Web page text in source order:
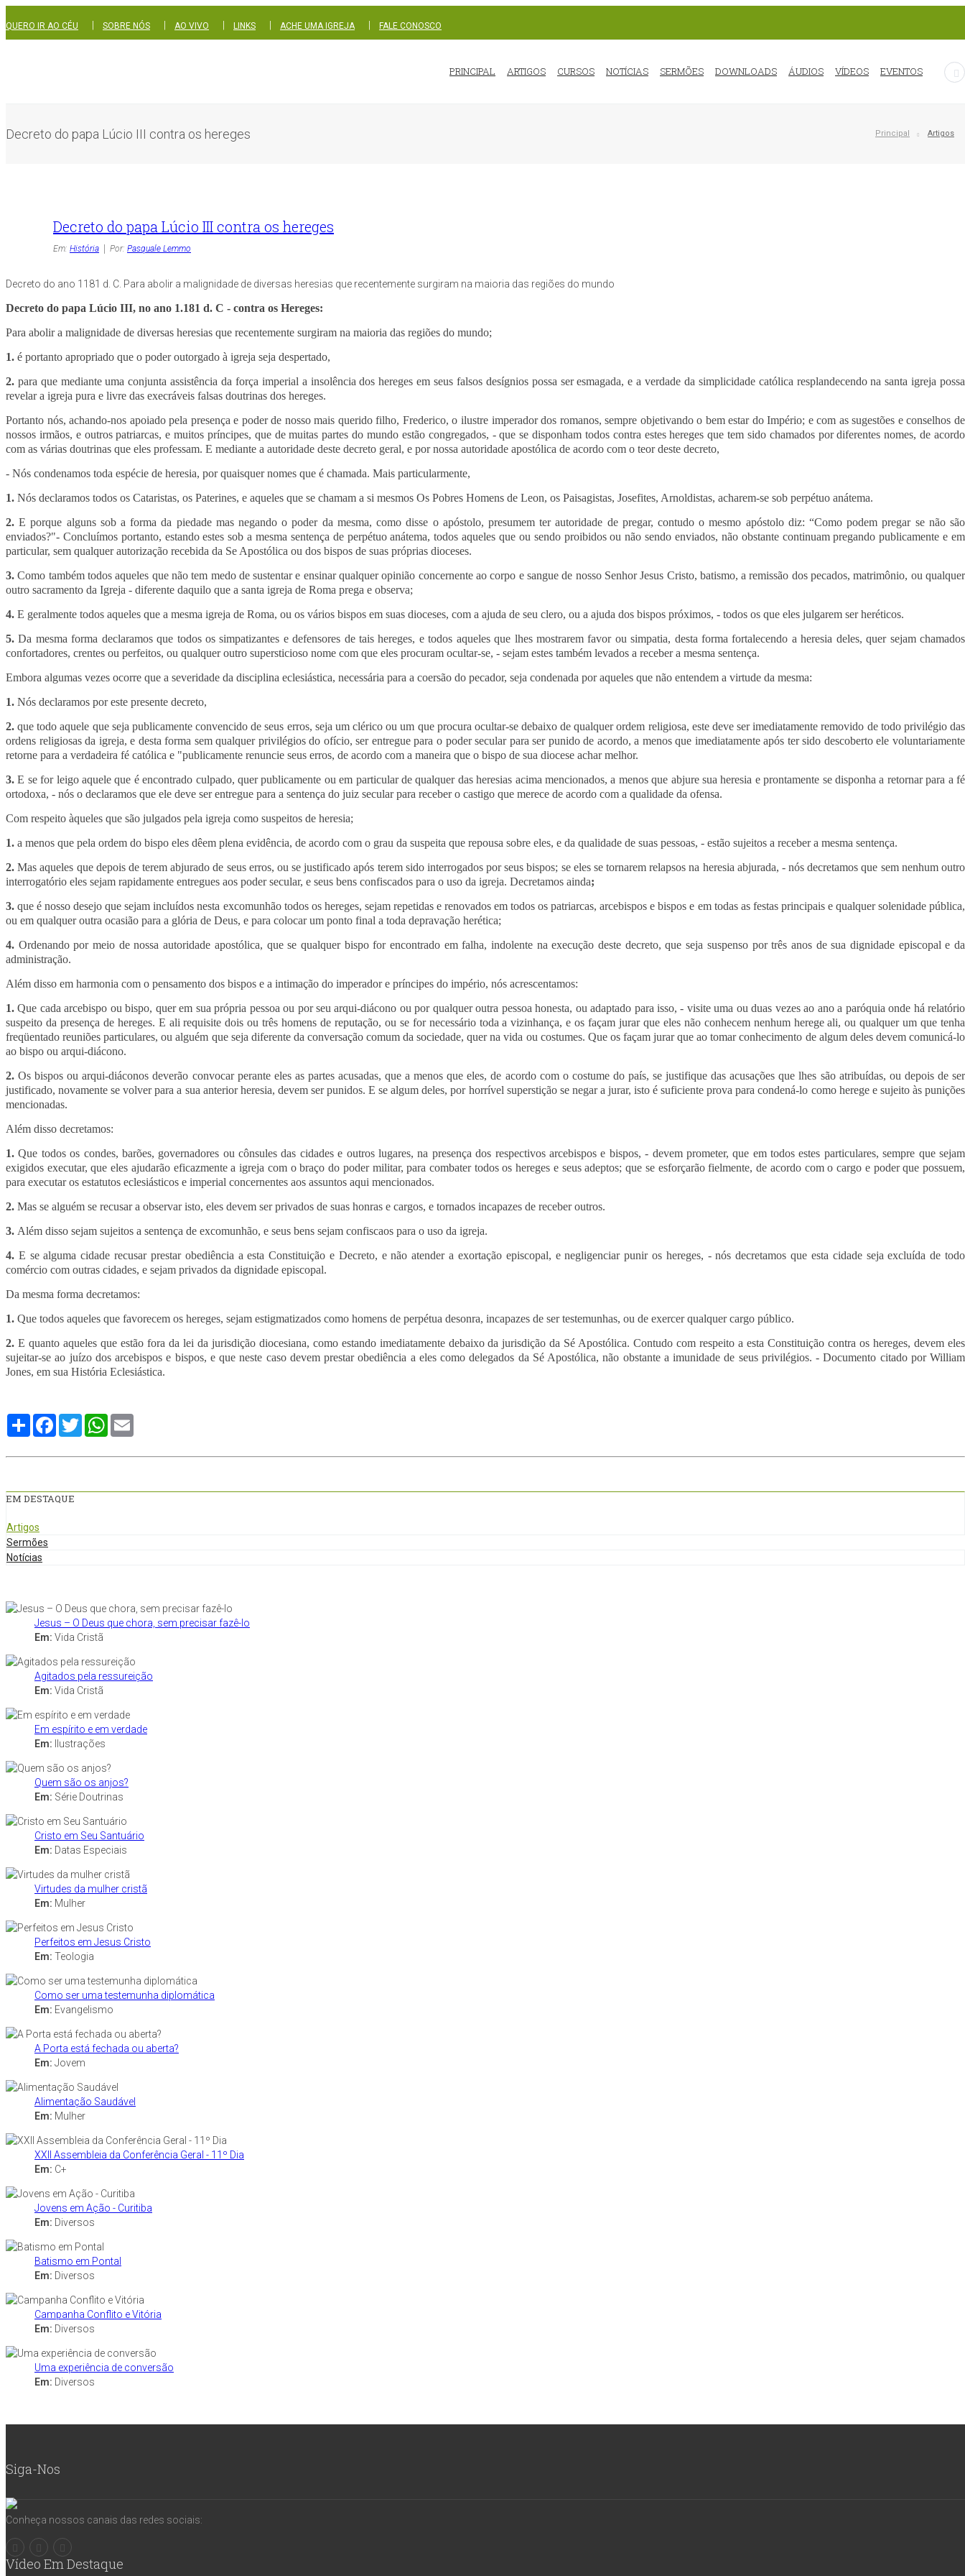
QUERO IR AO CÉU SOBRE NÓS AO VIVO LINKS ACHE UMA IGREJA FALE CONOSCO
PRINCIPAL ARTIGOS CURSOS NOTÍCIAS SERMÕES DOWNLOADS ÁUDIOS VÍDEOS EVENTOS
Decreto do papa Lúcio III contra os hereges Principal Artigos
Decreto do papa Lúcio III contra os hereges
Em: História Por: Pasquale Lemmo
Decreto do ano 1181 d. C. Para abolir a malignidade de diversas heresias que recentemente surgiram na maioria das regiões do mundo
Decreto do papa Lúcio III, no ano 1.181 d. C - contra os Hereges:
Para abolir a malignidade de diversas heresias que recentemente surgiram na maioria das regiões do mundo;
1. é portanto apropriado que o poder outorgado à igreja seja despertado,
2. para que mediante uma conjunta assistência da força imperial a insolência dos hereges em seus falsos desígnios possa ser esmagada, e a verdade da simplicidade católica resplandecendo na santa igreja possa
revelar a igreja pura e livre das execráveis falsas doutrinas dos hereges.
Portanto nós, achando-nos apoiado pela presença e poder de nosso mais querido filho, Frederico, o ilustre imperador dos romanos, sempre objetivando o bem estar do Império; e com as sugestões e conselhos de
nossos irmãos, e outros patriarcas, e muitos príncipes, que de muitas partes do mundo estão congregados, - que se disponham todos contra estes hereges que tem sido chamados por diferentes nomes, de acordo
com as várias doutrinas que eles professam. E mediante a autoridade deste decreto geral, e por nossa autoridade apostólica de acordo com o teor deste decreto,
- Nós condenamos toda espécie de heresia, por quaisquer nomes que é chamada. Mais particularmente,
1. Nós declaramos todos os Cataristas, os Paterines, e aqueles que se chamam a si mesmos Os Pobres Homens de Leon, os Paisagistas, Josefites, Arnoldistas, acharem-se sob perpétuo anátema.
2.E porque alguns sob a forma da piedade mas negando o poder da mesma, como disse o apóstolo, presumem ter autoridade de pregar, contudo o mesmo apóstolo diz: “Como podem pregar se não são
enviados?"- Concluímos portanto, estando estes sob a mesma sentença de perpétuo anátema, todos aqueles que ou sendo proibidos ou não sendo enviados, não obstante continuam pregando publicamente e em
particular, sem qualquer autorização recebida da Se Apostólica ou dos bispos de suas próprias dioceses.
3.Como também todos aqueles que não tem medo de sustentar e ensinar qualquer opinião concernente ao corpo e sangue de nosso Senhor Jesus Cristo, batismo, a remissão dos pecados, matrimônio, ou qualquer
outro sacramento da Igreja - diferente daquilo que a santa igreja de Roma prega e observa;
4. E geralmente todos aqueles que a mesma igreja de Roma, ou os vários bispos em suas dioceses, com a ajuda de seu clero, ou a ajuda dos bispos próximos, - todos os que eles julgarem ser heréticos.
5.Da mesma forma declaramos que todos os simpatizantes e defensores de tais hereges, e todos aqueles que lhes mostrarem favor ou simpatia, desta forma fortalecendo a heresia deles, quer sejam chamados
confortadores, crentes ou perfeitos, ou qualquer outro supersticioso nome com que eles procuram ocultar-se, - sejam estes também levados a receber a mesma sentença.
Embora algumas vezes ocorre que a severidade da disciplina eclesiástica, necessária para a coersão do pecador, seja condenada por aqueles que não entendem a virtude da mesma:
1. Nós declaramos por este presente decreto,
2.que todo aquele que seja publicamente convencido de seus erros, seja um clérico ou um que procura ocultar-se debaixo de qualquer ordem religiosa, este deve ser imediatamente removido de todo privilégio das
ordens religiosas da igreja, e desta forma sem qualquer privilégios do ofício, ser entregue para o poder secular para ser punido de acordo, a menos que imediatamente após ter sido descoberto ele voluntariamente
retorne para a verdadeira fé católica e "publicamente renuncie seus erros, de acordo com a maneira que o bispo de sua diocese achar melhor.
3.E se for leigo aquele que é encontrado culpado, quer publicamente ou em particular de qualquer das heresias acima mencionados, a menos que abjure sua heresia e prontamente se disponha a retornar para a fé
ortodoxa, - nós o declaramos que ele deve ser entregue para a sentença do juiz secular para receber o castigo que merece de acordo com a qualidade da ofensa.
Com respeito àqueles que são julgados pela igreja como suspeitos de heresia;
1. a menos que pela ordem do bispo eles dêem plena evidência, de acordo com o grau da suspeita que repousa sobre eles, e da qualidade de suas pessoas, - estão sujeitos a receber a mesma sentença.
2.Mas aqueles que depois de terem abjurado de seus erros, ou se justificado após terem sido interrogados por seus bispos; se eles se tornarem relapsos na heresia abjurada, - nós decretamos que sem nenhum outro
interrogatório eles sejam rapidamente entregues aos poder secular, e seus bens confiscados para o uso da igreja. Decretamos ainda;
3.que é nosso desejo que sejam incluídos nesta excomunhão todos os hereges, sejam repetidas e renovados em todos os patriarcas, arcebispos e bispos e em todas as festas principais e qualquer solenidade pública,
ou em qualquer outra ocasião para a glória de Deus, e para colocar um ponto final a toda depravação herética;
4. Ordenando por meio de nossa autoridade apostólica, que se qualquer bispo for encontrado em falha, indolente na execução deste decreto, que seja suspenso por três anos de sua dignidade episcopal e da
administração.
Além disso em harmonia com o pensamento dos bispos e a intimação do imperador e príncipes do império, nós acrescentamos:
1.Que cada arcebispo ou bispo, quer em sua própria pessoa ou por seu arqui-diácono ou por qualquer outra pessoa honesta, ou adaptado para isso, - visite uma ou duas vezes ao ano a paróquia onde há relatório
suspeito da presença de hereges. E ali requisite dois ou três homens de reputação, ou se for necessário toda a vizinhança, e os façam jurar que eles não conhecem nenhum herege ali, ou qualquer um que tenha
freqüentado reuniões particulares, ou alguém que seja diferente da conversação comum da sociedade, quer na vida ou costumes. Que os façam jurar que ao tomar conhecimento de algum deles devem comunicá-lo
ao bispo ou arqui-diácono.
2.Os bispos ou arqui-diáconos deverão convocar perante eles as partes acusadas, que a menos que eles, de acordo com o costume do país, se justifique das acusações que lhes são atribuídas, ou depois de ser
justificado, novamente se volver para a sua anterior heresia, devem ser punidos. E se algum deles, por horrível superstição se negar a jurar, isto é suficiente prova para condená-lo como herege e sujeito às punições
mencionadas.
Além disso decretamos:
1.Que todos os condes, barões, governadores ou cônsules das cidades e outros lugares, na presença dos respectivos arcebispos e bispos, - devem prometer, que em todos estes particulares, sempre que sejam
exigidos executar, que eles ajudarão eficazmente a igreja com o braço do poder militar, para combater todos os hereges e seus adeptos; que se esforçarão fielmente, de acordo com o cargo e poder que possuem,
para executar os estatutos eclesiásticos e imperial concernentes aos assuntos aqui mencionados.
2. Mas se alguém se recusar a observar isto, eles devem ser privados de suas honras e cargos, e tornados incapazes de receber outros.
3. Além disso sejam sujeitos a sentença de excomunhão, e seus bens sejam confiscaos para o uso da igreja.
4. E se alguma cidade recusar prestar obediência a esta Constituição e Decreto, e não atender a exortação episcopal, e negligenciar punir os hereges, - nós decretamos que esta cidade seja excluída de todo
comércio com outras cidades, e sejam privados da dignidade episcopal.
Da mesma forma decretamos:
1. Que todos aqueles que favorecem os hereges, sejam estigmatizados como homens de perpétua desonra, incapazes de ser testemunhas, ou de exercer qualquer cargo público.
2. E quanto aqueles que estão fora da lei da jurisdição diocesiana, como estando imediatamente debaixo da jurisdição da Sé Apostólica. Contudo com respeito a esta Constituição contra os hereges, devem eles
sujeitar-se ao juízo dos arcebispos e bispos, e que neste caso devem prestar obediência a eles como delegados da Sé Apostólica, não obstante a imunidade de seus privilégios. - Documento citado por William
Jones, em sua História Eclesiástica.
Compartilhe
Facebook
TwitterWhatsApp
EM DESTAQUE
Artigos
Sermões
Notícias
Jesus – O Deus que chora, sem precisar fazê-lo
Em: Vida Cristã
Agitados pela ressureição
Em: Vida Cristã
Em espírito e em verdade
Em: Ilustrações
Quem são os anjos?
Em: Série Doutrinas
Cristo em Seu Santuário
Em: Datas Especiais
Virtudes da mulher cristã
Em: Mulher
Perfeitos em Jesus Cristo
Em: Teologia
Como ser uma testemunha diplomática
Em: Evangelismo
A Porta está fechada ou aberta?
Em: Jovem
Alimentação Saudável
Em: Mulher
XXII Assembleia da Conferência Geral - 11º Dia
Em: C+
Jovens em Ação - Curitiba
Em: Diversos
Batismo em Pontal
Em: Diversos
Campanha Conflito e Vitória
Em: Diversos
Uma experiência de conversão
Em: Diversos
Siga-Nos
Conheça nossos canais das redes sociais:
Vídeo Em Destaque